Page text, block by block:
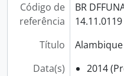
Código de
referência
BR
14.11.0119
Título
Alambique
Data(s)
2014